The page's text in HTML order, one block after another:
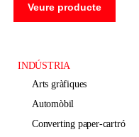
Veure producte
INDÚSTRIA
arts gràfiques
automòbil
converting paper-cartró